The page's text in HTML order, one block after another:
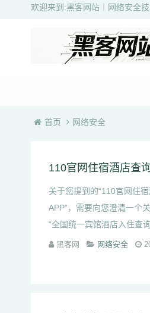
欢迎来到:黑客网站｜网络安全技
首页 网络安全
关于您提到的“110官网住
APP”，需要向您澄清一个
“全国统一宾馆酒店入住查
黑客网 网络安全